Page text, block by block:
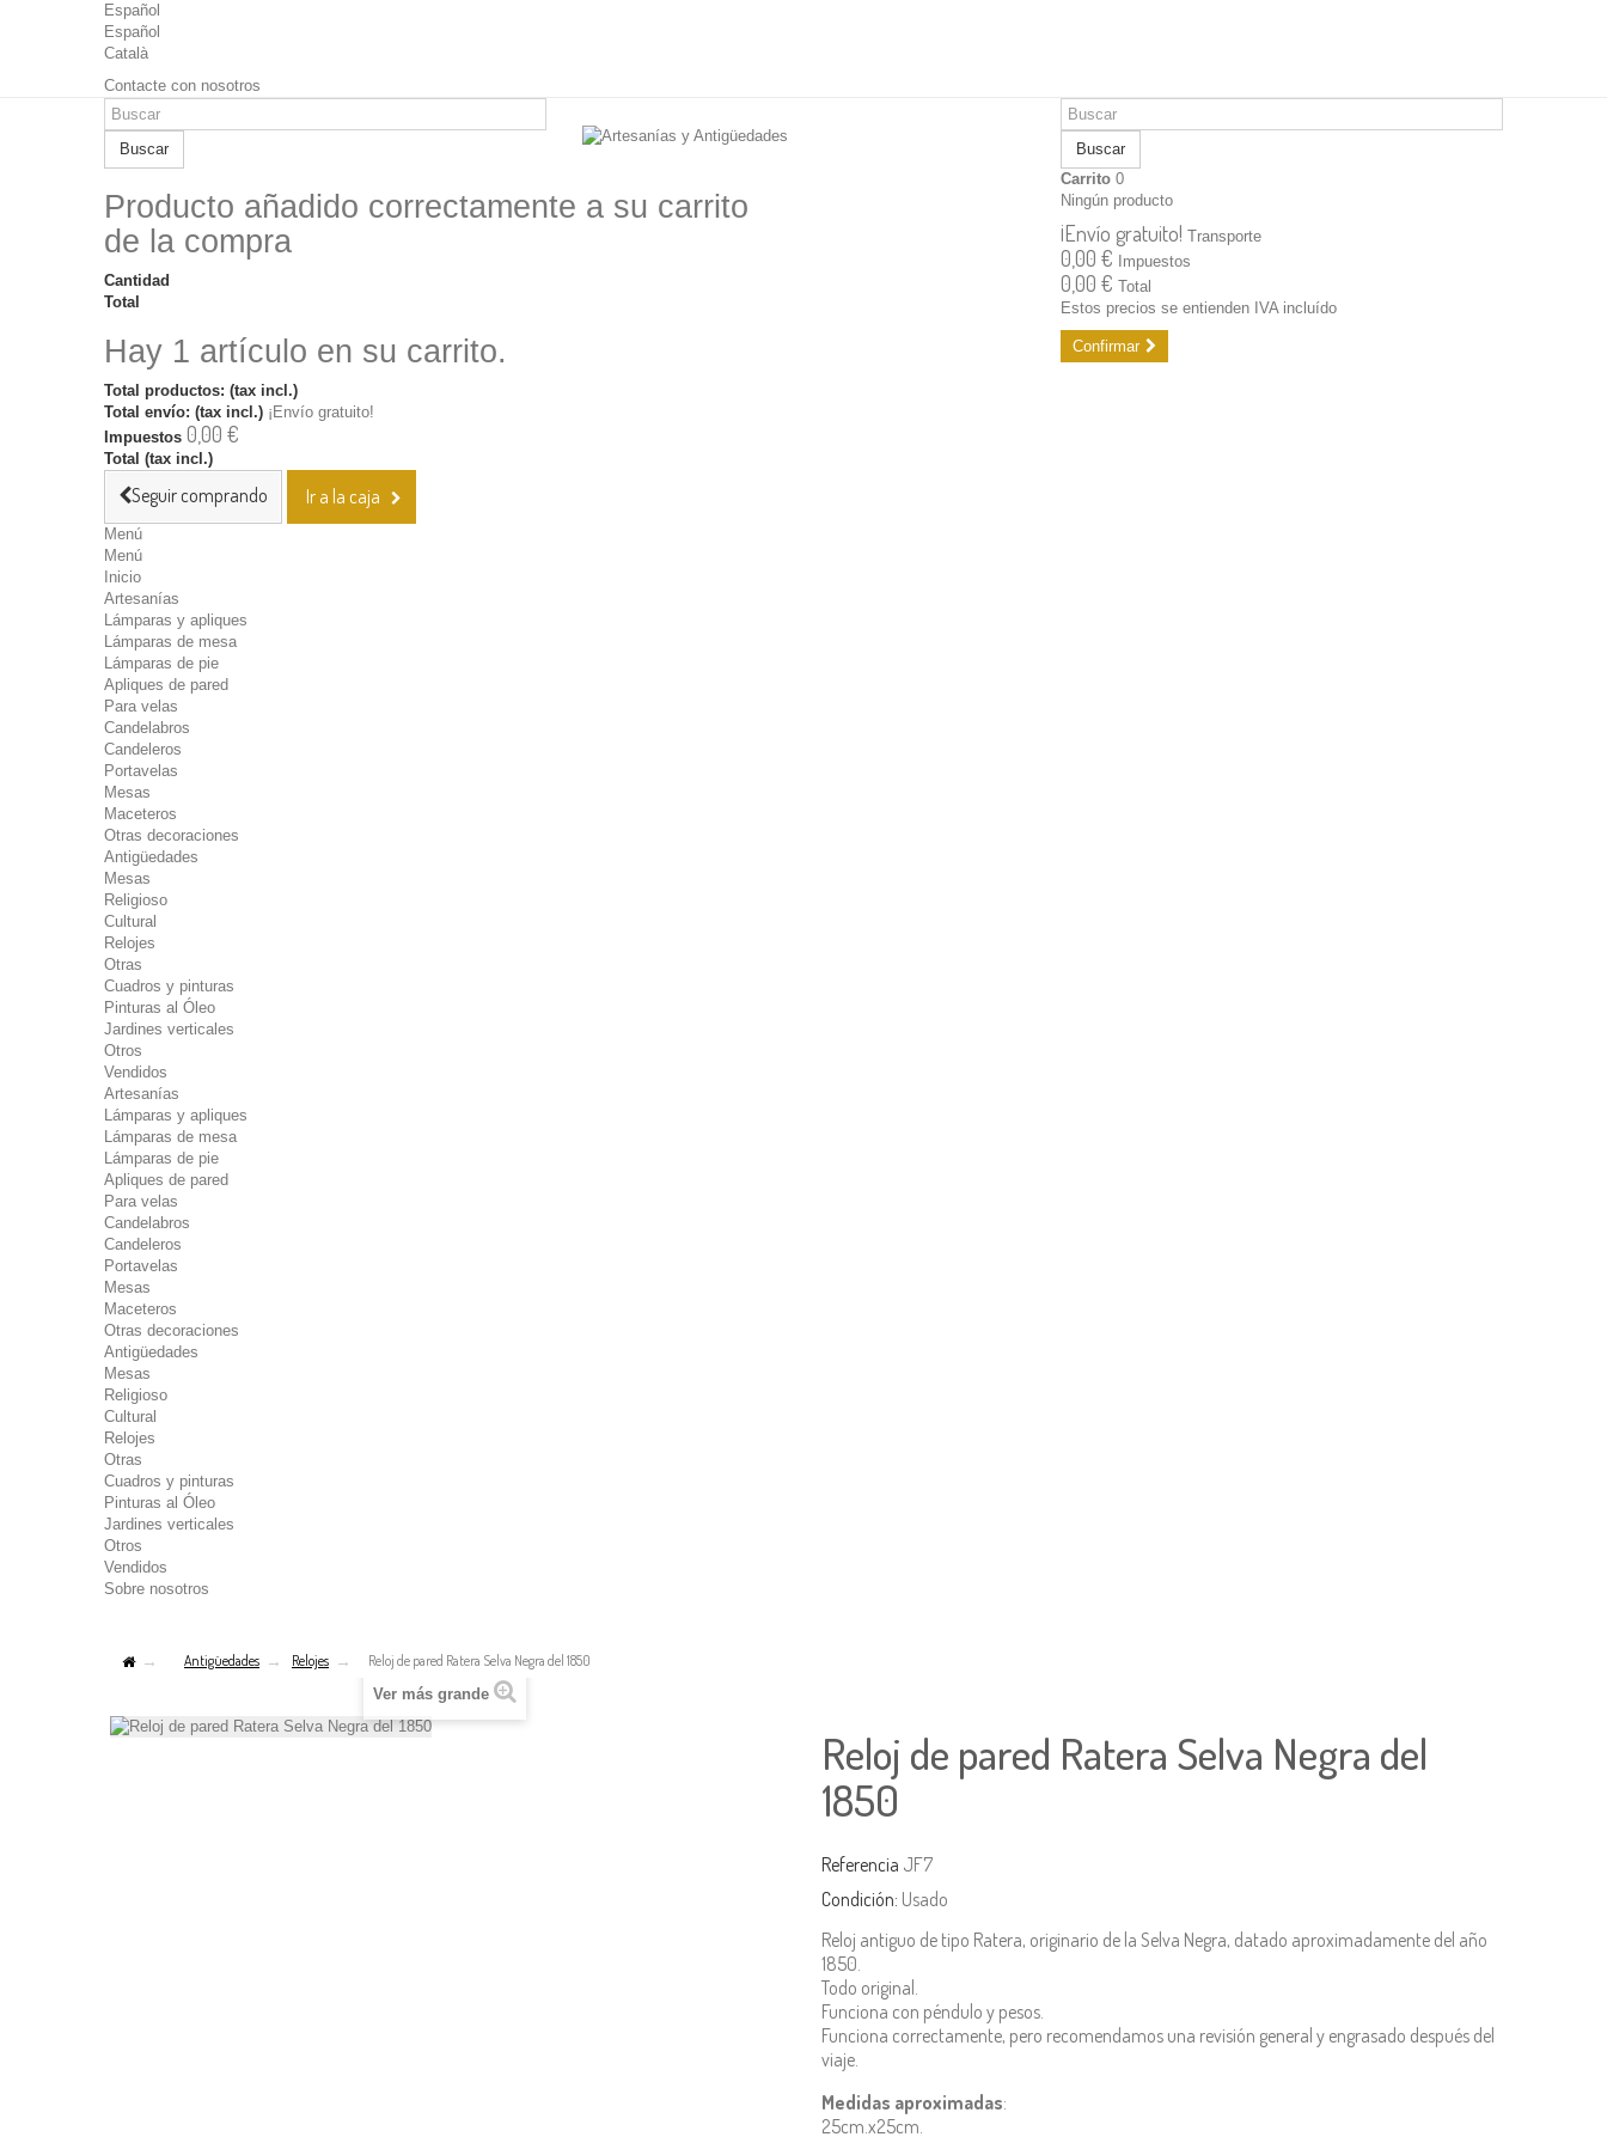
Español
Español
Català
Contacte con nosotros
Buscar
Buscar
Carrito 0
Ningún producto
¡Envío gratuito!Transporte
0,00 € Impuestos
0,00 € Total
Estos precios se entienden IVA incluído
Confirmar
Producto añadido correctamente a su carrito
de la compra
Cantidad
Total
Hay 1 artículo en su carrito.
Total productos: (tax incl.)
Total envío: (tax incl.) ¡Envío gratuito!
Impuestos 0,00 €
Total (tax incl.)
Seguir comprando Ir a la caja
Menú
Menú
Inicio
Artesanías
Lámparas y apliques
Lámparas de mesa
Lámparas de pie
Apliques de pared
Para velas
Candelabros
Candeleros
Portavelas
Mesas
Maceteros
Otras decoraciones
Antigüedades
Mesas
Religioso
Cultural
Relojes
Otras
Cuadros y pinturas
Pinturas al Óleo
Jardines verticales
Otros
Vendidos
Artesanías
Lámparas y apliques
Lámparas de mesa
Lámparas de pie
Apliques de pared
Para velas
Candelabros
Candeleros
Portavelas
Mesas
Maceteros
Otras decoraciones
Antigüedades
Mesas
Religioso
Cultural
Relojes
Otras
Cuadros y pinturas
Pinturas al Óleo
Jardines verticales
Otros
Vendidos
Sobre nosotros
Antigüedades Relojes
Reloj de pared Ratera Selva Negra del 1850
Ver más grande
Reloj de pared Ratera Selva Negra del
1850
Referencia JF7
Condición: Usado
Reloj antiguo de tipo Ratera, originario de la Selva Negra, datado aproximadamente del año
1850.
Todo original.
Funciona con péndulo y pesos.
Funciona correctamente, pero recomendamos una revisión general y engrasado después del
viaje.
Medidas aproximadas:
25cm.x25cm.